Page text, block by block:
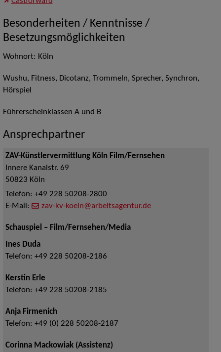
Besonderheiten / Kenntnisse /
Besetzungsmöglichkeiten
Wohnort: Köln
Wushu, Fitness, Dicotanz, Trommeln, Sprecher, Synchron,
Hörspiel
Führerscheinklassen A und B
Ansprechpartner
ZAV-Künstlervermittlung Köln Film/Fernsehen
Innere Kanalstr. 69
50823 Köln
Telefon: +49 228 50208-2800
E-Mail:
zav-kv-koeln@arbeitsagentur.de
Schauspiel – Film/Fernsehen/Media
Ines Duda
Telefon: +49 228 50208-2186
Kerstin Erle
Telefon: +49 228 50208-2185
Anja Firmenich
Telefon: +49 (0) 228 50208-2187
Corinna Mackowiak (Assistenz)